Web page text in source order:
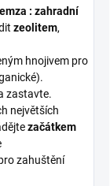
: zahradní
zeolitem,
hnojivem pro
zastavte.
největších
začátkem
zahuštění